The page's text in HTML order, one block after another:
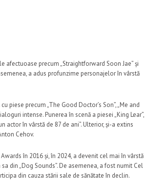
afectuoase precum „Straightforward Soon Jae” și
a adus profunzime personajelor în vârstă
piese precum „The Good Doctor’s Son”, „Me and
intense. Punerea în scenă a piesei „King Lear”,
actor în vârstă de 87 de ani”. Ulterior, și-a extins
Cehov.
în 2016 și, în 2024, a devenit cel mai în vârstă
din „Dog Sounds”. De asemenea, a fost numit Cel
din cauza stării sale de sănătate în declin.